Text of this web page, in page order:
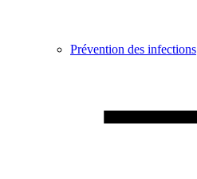
Prévention des infections